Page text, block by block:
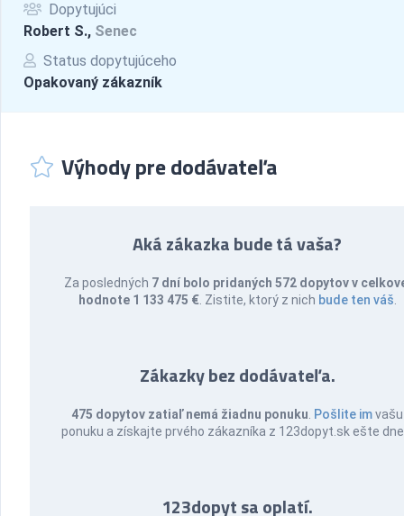
Dopytujúci
Robert S., Senec
Status dopytujúceho
Opakovaný zákazník
Výhody pre dodávateľa
Aká zákazka bude tá vaša?
Za posledných 7 dní bolo pridaných 572 dopytov v
hodnote 1 133 475 € . Zistite, ktorý z nich bude ten váš
Zákazky bez dodávateľa.
475 dopytov zatiaľ nemá žiadnu ponuku Pošlite imvašu
ponuku a získajte prvého zákazníka z 123dopyt.sk ešte
123dopyt sa oplatí.